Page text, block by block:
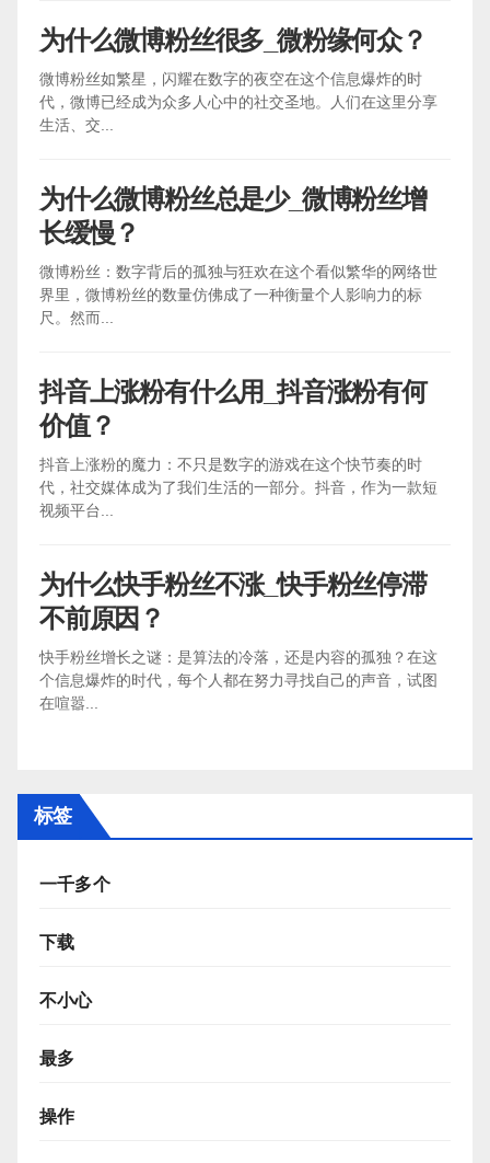
为什么微博粉丝很多_微粉缘何众？
微博粉丝如繁星，闪耀在数字的夜空在这个信息爆炸的时
代，微博已经成为众多人心中的社交圣地。人们在这里分享
生活、交...
为什么微博粉丝总是少_微博粉丝增
长缓慢？
微博粉丝：数字背后的孤独与狂欢在这个看似繁华的网络世
界里，微博粉丝的数量仿佛成了一种衡量个人影响力的标
尺。然而...
抖音上涨粉有什么用_抖音涨粉有何
价值？
抖音上涨粉的魔力：不只是数字的游戏在这个快节奏的时
代，社交媒体成为了我们生活的一部分。抖音，作为一款短
视频平台...
为什么快手粉丝不涨_快手粉丝停滞
不前原因？
快手粉丝增长之谜：是算法的冷落，还是内容的孤独？在这
个信息爆炸的时代，每个人都在努力寻找自己的声音，试图
在喧嚣...
标签
一千多个
下载
不小心
最多
操作